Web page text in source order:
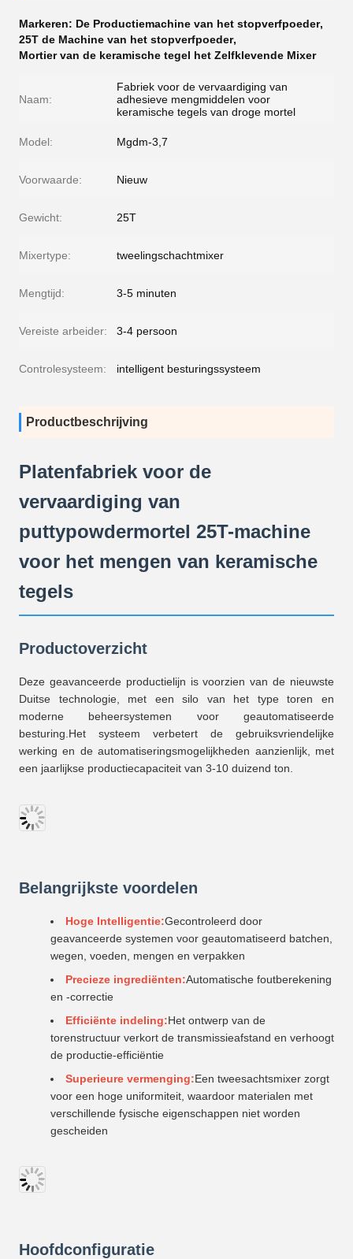
Markeren: De Productiemachine van het stopverfpoeder,
25T de Machine van het stopverfpoeder,
Mortier van de keramische tegel het Zelfklevende Mixer
Naam:
Fabriek voor de vervaardiging van
adhesieve mengmiddelen voor
keramische tegels van droge mortel
Model: Mgdm-3,7
Voorwaarde: Nieuw
Gewicht: 25T
Mixertype: tweelingschachtmixer
Mengtijd: 3-5 minuten
Vereiste arbeider: 3-4 persoon
Controlesysteem: intelligent besturingssysteem
Productbeschrijving
Platenfabriek voor de
vervaardiging van
puttypowdermortel 25T-machine
voor het mengen van keramische
tegels
Productoverzicht
Deze geavanceerde productielijn is voorzien van de nieuwste
Duitse technologie, met een silo van het type toren en
moderne beheersystemen voor geautomatiseerde
besturing.Het systeem verbetert de gebruiksvriendelijke
werking en de automatiseringsmogelijkheden aanzienlijk, met
een jaarlijkse productiecapaciteit van 3-10 duizend ton.
Belangrijkste voordelen
Hoge Intelligentie:Gecontroleerd door
geavanceerde systemen voor geautomatiseerd batchen,
wegen, voeden, mengen en verpakken
Precieze ingrediënten:Automatische foutberekening
en -correctie
Efficiënte indeling:Het ontwerp van de
torenstructuur verkort de transmissieafstand en verhoogt
de productie-efficiëntie
Superieure vermenging:Een tweesachtsmixer zorgt
voor een hoge uniformiteit, waardoor materialen met
verschillende fysische eigenschappen niet worden
gescheiden
Hoofdconfiguratie